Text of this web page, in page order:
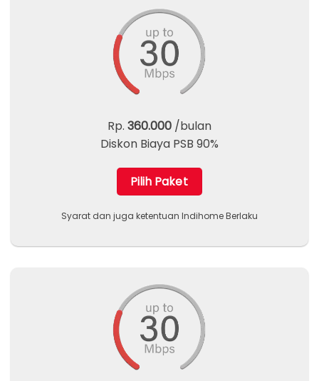
Rp. 360.000 /bulan
Diskon Biaya PSB 90%
Pilih Paket
Syarat dan juga ketentuan Indihome Berlaku